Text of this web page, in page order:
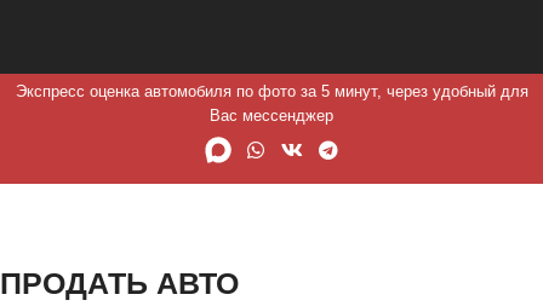
Экспресс оценка автомобиля по фото за 5 минут, через удобный для
Вас мессенджер
ПРОДАТЬ АВТО